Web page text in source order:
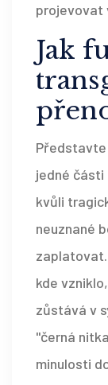
projevovat
Jak
Představte
jedné
kvůli
neuznané
zaplatovat.
kde
zůstává v
"černá
minulosti